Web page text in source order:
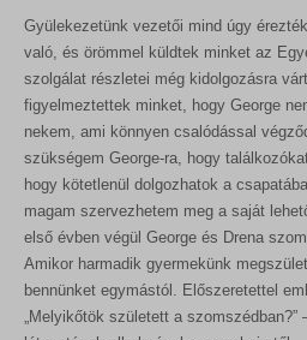
Gyülekezetünk vezetői mind úgy
való, és örömmel küldtek minket az
szolgálat részletei még kidolgozásra
figyelmeztettek minket, hogy George
nekem, ami könnyen csalódással
szükségem George-ra, hogy
hogy kötetlenül dolgozhatok a
magam szervezhetem meg a saját
első évben végül George és Drena
Amikor harmadik gyermekünk
bennünket egymástól. Előszeretettel
„Melyikőtök született a szomszédban?”